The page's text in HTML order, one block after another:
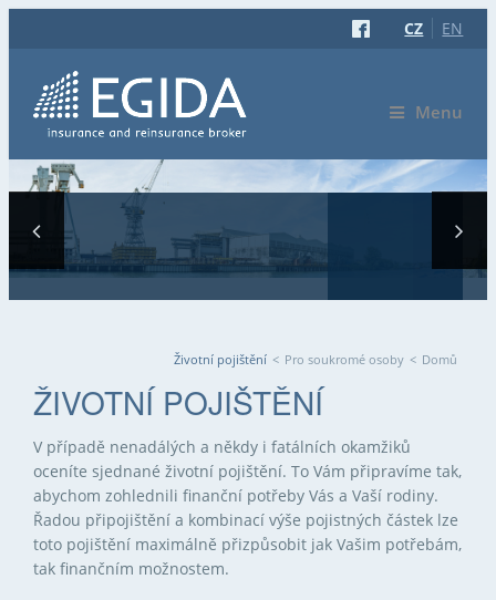
CZ EN
Menu
JSTE ZDE
Domů
<
Pro soukromé osoby
<
Životní pojištění
ŽIVOTNÍ POJIŠTĚNÍ
V případě nenadálých a někdy i fatálních okamžiků
oceníte sjednané životní pojištění. To Vám připravíme tak,
abychom zohlednili finanční potřeby Vás a Vaší rodiny.
Řadou připojištění a kombinací výše pojistných částek lze
toto pojištění maximálně přizpůsobit jak Vašim potřebám,
tak finančním možnostem.